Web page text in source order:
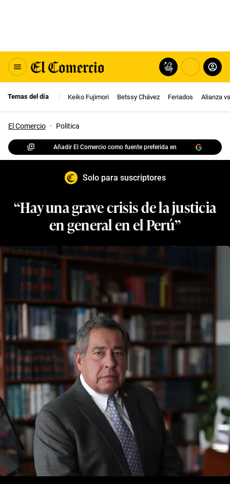
Temas del día Keiko Fujimori Betssy Chávez Feriados Alianza
El Comercio · Politica
Añadir El Comercio como fuente preferida en
Solo para suscriptores
“Hay una grave crisis de la justicia
en general en el Perú”